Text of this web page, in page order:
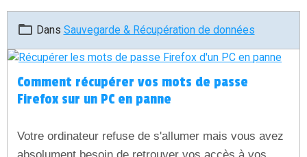
Dans Sauvegarde & Récupération de données
Comment récupérer vos mots de passe
Firefox sur un PC en panne
Votre ordinateur refuse de s'allumer mais vous avez
absolument besoin de retrouver vos accès à vos